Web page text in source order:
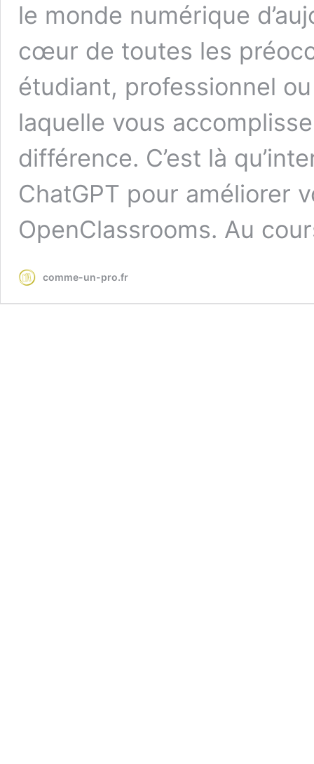
le monde numérique
cœur de toutes les
étudiant, professionnel
laquelle vous
différence. C’est là
ChatGPT pour améliorer
OpenClassrooms. Au
comme-un-pro.fr